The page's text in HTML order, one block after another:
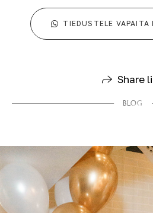
TIEDUSTELE VAPAITA
Share
BLOG